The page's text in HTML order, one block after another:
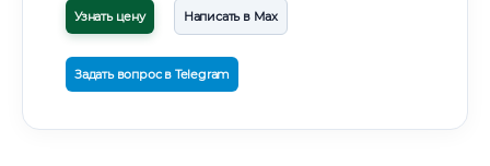
Узнать цену Написать в Max
Задать вопрос в Telegram